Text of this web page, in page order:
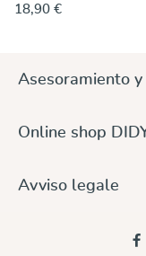
al tatto e al tempo
abbinabili a qualsiasi
18,90 €
Asesoramiento y
Online shop
Avviso legale